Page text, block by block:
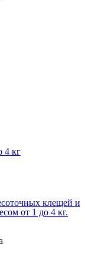
4 кг
клещей и
от 1 до 4 кг.